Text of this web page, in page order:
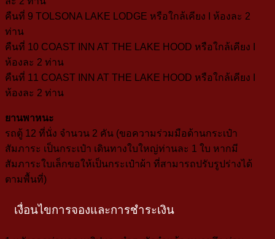
คืนที่ 9 TOLSONA LAKE LODGE หรือใกล้เคียง I ห้องละ 2
ท่าน
คืนที่ 10 COAST INN AT THE LAKE HOOD หรือใกล้เคียง I
ห้องละ 2 ท่าน
คืนที่ 11 COAST INN AT THE LAKE HOOD หรือใกล้เคียง I
ห้องละ 2 ท่าน
ยานพาหนะ
รถตู้ 12 ที่นั่ง จำนวน 2 คัน (ขอความร่วมมือด้านกระเป๋า
สัมภาระ เป็นกระเป๋า เดินทางใบใหญ่ท่านละ 1 ใบ หากมี
สัมภาระใบเล็กขอให้เป็นกระเป๋าผ้า ที่สามารถปรับรูปร่างได้
ตามพื้นที่)
เงื่อนไขการจองและการชำระเงิน